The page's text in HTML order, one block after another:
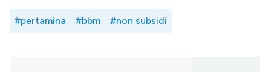
#pertamina #bbm #non subsidi